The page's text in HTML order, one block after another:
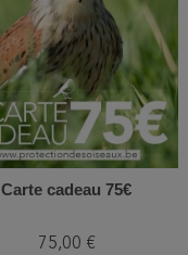
Carte cadeau 75€
75,00 €